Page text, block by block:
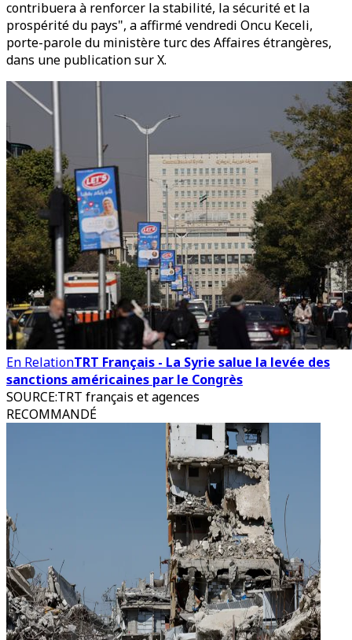
contribuera à renforcer la stabilité, la sécurité et la
prospérité du pays", a affirmé vendredi Oncu Keceli,
porte-parole du ministère turc des Affaires étrangères,
dans une publication sur X.
En RelationTRT Français - La Syrie salue la levée des
sanctions américaines par le Congrès
SOURCE:TRT français et agences
RECOMMANDÉ